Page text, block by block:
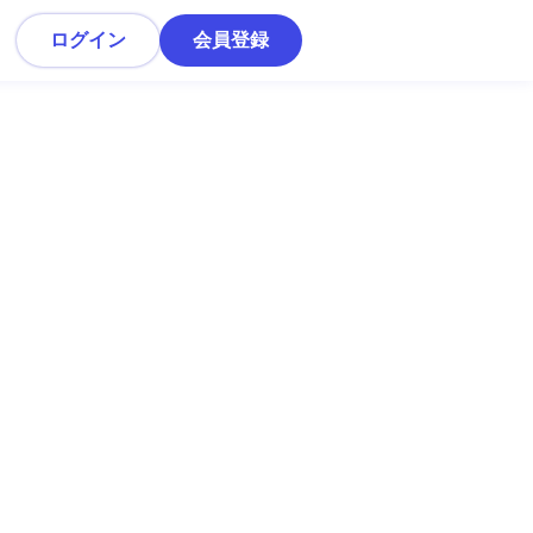
ログイン 会員登録